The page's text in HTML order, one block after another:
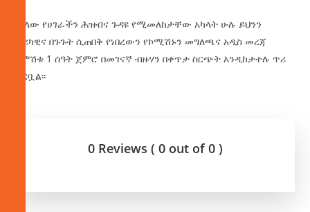
መላው የሀገራችን ሕዝብና ጉዳዩ የሚመለከታቸው አካላት ሁሉ ይህንን
ታሪካዊና በጉጉት ሲጠበቅ የነበረውን የኮሚሽኑን መግለጫና አዲስ መረጃ
ከምሽቱ 1 ሰዓት ጀምሮ በመገናኛ ብዙሃን በቀጥታ ስርጭት እንዲከታተሉ ጥሪ
ቀርቧል፡፡
0 Reviews ( 0 out of 0 )